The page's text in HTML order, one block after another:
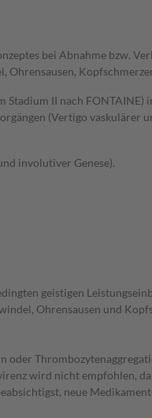
bei Abnahme bzw.
Ohrensausen,
II nach FONTAINE)
(Vertigo vaskulärer
involutiver Genese).
geistigen
Ohrensausen und
oder
wird nicht empfohlen,
neue